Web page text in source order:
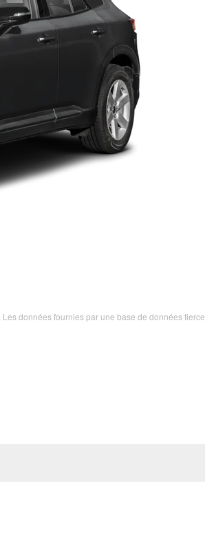
données fournies par une base de données tierce